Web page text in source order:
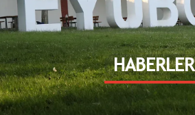
HABERLER